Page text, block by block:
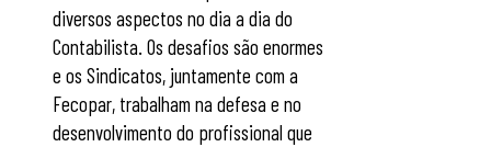
diversos aspectos no dia a dia do
Contabilista. Os desafios são enormes
e os Sindicatos, juntamente com a
Fecopar, trabalham na defesa e no
desenvolvimento do profissional que